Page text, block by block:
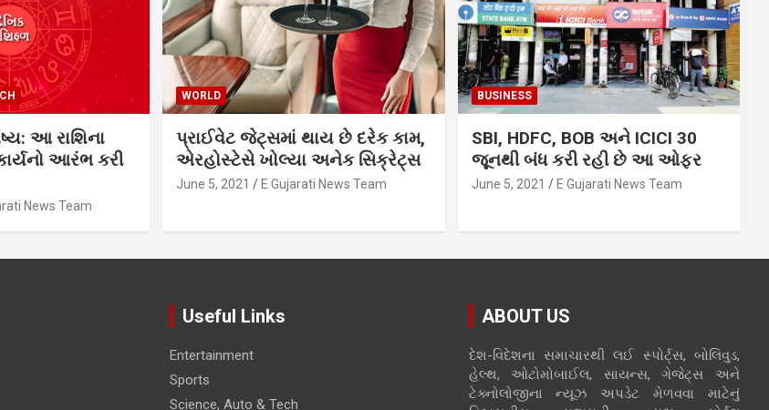
આ રાશિના
આરંભ કરી
News Team
WORLD
પ્રાઈવેટ જેટ્સમાં થાય છે દરેક કામ,
એરહોસ્ટેસે ખોલ્યા અનેક સિક્રેટ્સ
June 5, 2021 E Gujarati News Team
BUSINESS
SBI, HDFC, BOB અને ICICI 30
જૂનથી બંધ કરી રહી છે આ ઓફર
June 5, 2021 E Gujarati News Team
Useful Links
Entertainment
Sports
Science, Auto & Tech
ABOUT US
દેશ-વિદેશના સમાચારથી લઈ સ્પોર્ટ્સ, બોલિવુડ,
હેલ્થ, ઓટોમોબાઈલ, સાયન્સ, ગેજેટ્સ અને
ટેક્નોલોજીના ન્યૂઝ અપડેટ મેળવવા માટેનું